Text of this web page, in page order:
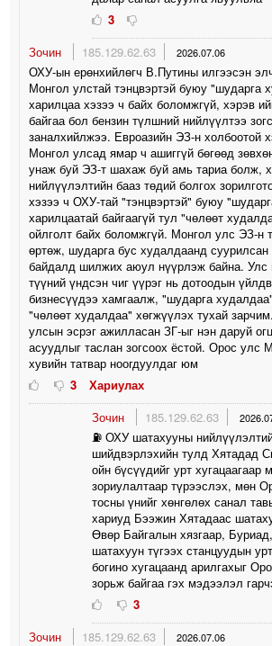
3
Зочин
185.129.62.63 2026.07.06
ОХУ-ын ерөнхийлөгч В.Путины илгээсэн
Монгол улстай тэнцвэртэй буюу "шударга
харилцаа хэзээ ч байх боломжгүй, хэрэв
байгаа бол бензин түлшний нийлүүлтээ
заналхийлжээ. Евроазийн ЭЗ-н холбоотой
Монгол улсад ямар ч ашиггүй бөгөөд
унаж буй ЭЗ-т шахаж буй амь тариа болж,
нийлүүлэлтийн бааз төдий болгох
хэзээ ч ОХУ-тай "тэнцвэртэй" буюу
харилцаатай байгаагүй тул "чөлөөт
ойлголт байх боломжгүй. Монгол улс ЭЗ-н
өртөж, шударга бус худалдаанд суурилсан
байдалд шилжих аюул нүүрлэж байна. Улс
түүний үндсэн чиг үүрэг нь дотоодын
бизнесүүдээ хамгаалж, "шударга
"чөлөөт худалдаа" хөгжүүлэх тухай
улсын эсрэг ажилласан ЗГ-ыг нэн даруй
асуудлыг таслан зогсоох ёстой. Орос улс
хувийн татвар ноогдуулдаг юм
3
Хариулах
Зочин
185.129.62.63
⛽️ ОХУ шатахууны
шийдвэрлэхийн тулд Хятадад
ойн бүсүүдийг урт хугацаагаар
зориулалтаар түрээслэх, мөн
тосны үнийг хөнгөлөх санал
хариуд Бээжин Хятадаас
Өвөр Байгалын хязгаар,
шатахуун түгээх станцуудын
богино хугацаанд арилгахыг
зорьж байгаа гэх мэдээлэл
3
Зочин
185.129.62.63 2026.07.06